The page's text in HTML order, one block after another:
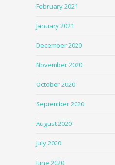
February 2021
January 2021
December 2020
November 2020
October 2020
September 2020
August 2020
July 2020
June 2020